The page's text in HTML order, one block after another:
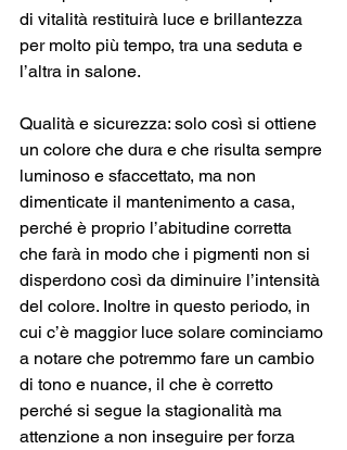
di vitalità restituirà luce e brillantezza
per molto più tempo, tra una seduta e
l’altra in salone.
Qualità e sicurezza: solo così si ottiene
un colore che dura e che risulta sempre
luminoso e sfaccettato, ma non
dimenticate il mantenimento a casa,
perché è proprio l’abitudine corretta
che farà in modo che i pigmenti non si
disperdono così da diminuire l’intensità
del colore. Inoltre in questo periodo, in
cui c’è maggior luce solare cominciamo
a notare che potremmo fare un cambio
di tono e nuance, il che è corretto
perché si segue la stagionalità ma
attenzione a non inseguire per forza